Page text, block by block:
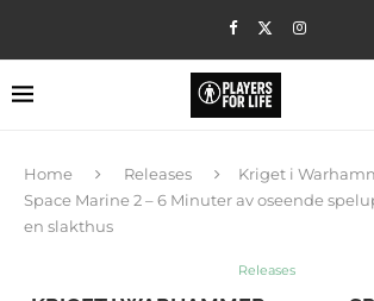
Home Releases
Kriget i
Space Marine 2 – 6 Minuter av oseende
en slakthus
Releases